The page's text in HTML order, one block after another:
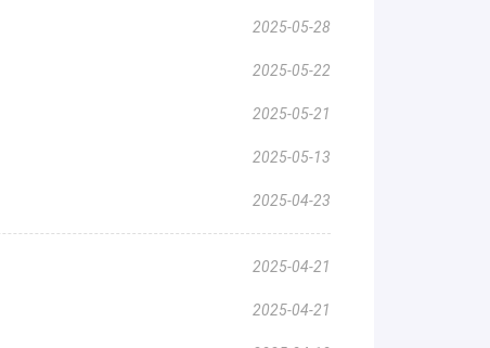
2025-05-28
2025-05-22
2025-05-21
2025-05-13
2025-04-23
2025-04-21
2025-04-21